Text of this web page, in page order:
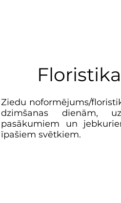
Floristika
Ziedu noformējums/
dzimšanas dienām,
pasākumiem un
īpašiem svētkiem.